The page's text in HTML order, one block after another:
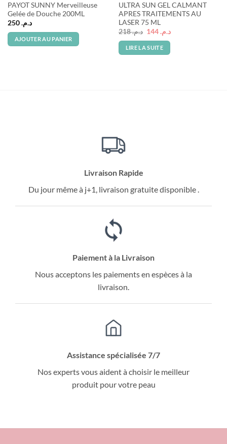
PAYOT SUNNY Merveilleuse
Gelée de Douche 200ML
د.م.250
AJOUTER AU PANIER
ULTRA SUN GEL CALMANT
APRES TRAITEMENTS AU
LASER 75 ML
د.م.218
Le
initial
était :
د.م.144
Le
actuel
est :
LIRE LA SUITE
Livraison Rapide
Du jour même à j+1, livraison gratuite disponible .
Paiement à la Livraison
Nous acceptons les paiements en espèces à la
livraison.
Assistance spécialisée 7/7
Nos experts vous aident à choisir le meilleur
produit pour votre peau